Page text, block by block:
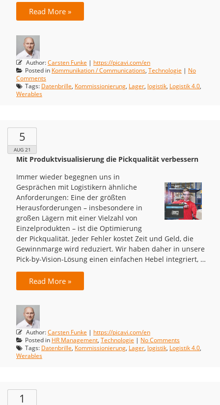
Read More »
Author:Carsten Funke | https://picavi.com/en
Posted in Kommunikation / Communications, Technologie | No
Comments
Tags: Datenbrille, Kommissionierung, Lager, logistik, Logistik 4.0,
Werables
5
AUG 21
Mit Produktvisualisierung die Pickqualität verbessern
Immer wieder begegnen uns in
Gesprächen mit Logistikern ähnliche
Anforderungen: Eine der größten
Herausforderungen – insbesondere in
großen Lägern mit einer Vielzahl von
Einzelprodukten – ist die Optimierung
der Pickqualität. Jeder Fehler kostet Zeit und Geld, die
Gewinnmarge wird reduziert. Wir haben daher in unsere
Pick-by-Vision-Lösung einen einfachen Hebel integriert, …
Read More »
Author:Carsten Funke | https://picavi.com/en
Posted in HR Management, Technologie | No Comments
Tags: Datenbrille, Kommissionierung, Lager, logistik, Logistik 4.0,
Werables
1